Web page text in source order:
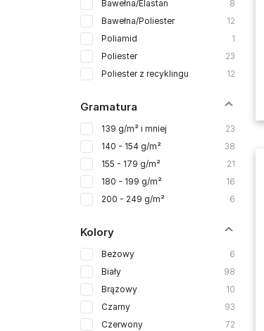
Bawełna/Elastan
8
Bawełna/Poliester
12
Poliamid
1
Poliester
23
Poliester z recyklingu
12
Gramatura
139 g/m² i mniej
23
140 - 154 g/m²
38
155 - 179 g/m²
21
180 - 199 g/m²
16
200 - 249 g/m²
6
Kolory
Beżowy
6
Biały
98
Brązowy
10
Czarny
93
Czerwony
72